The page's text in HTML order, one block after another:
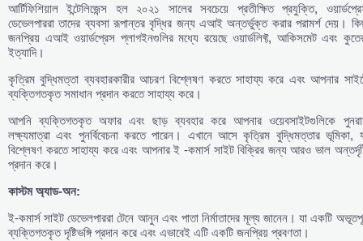
আর্টিফিশিয়াল ইন্টেলিজেন্স হল ২০২১ সালের সবচেয়ে প্রতীক্ষিত প্রযুক্তি,
ডেভেলপাররা তাদের ব্যবসা রূপান্তর বৃদ্ধির জন্য এআই অন্তর্ভুক্ত করার পরামর্শ দেয়।
জনপ্রিয় এআই ওয়ার্ডপ্রেস প্লাগইনগুলির মধ্যে রয়েছে ওয়ার্ডলিফ্ট, আকিসমেট এবং
ইত্যাদি।
কৃত্রিম বুদ্ধিমত্তা ব্যবহারকারীর আচরণ বিশ্লেষণ করতে সাহায্য করে এবং আপনার
ব্যক্তিগতকৃত সমাধান প্রদান করতে সাহায্য করে।
আপনি ব্যক্তিগতকৃত অফার এবং ছাড় ব্যবহার করে আপনার ওয়েবসাইটগুলিকে
লক্ষ্যমাত্রা এবং পুনর্বিবেচনা করতে পারেন। এখানে আসে কৃত্রিম বুদ্ধিমত্তার ভূমিকা,
বিশ্লেষণ করতে সাহায্য করে এবং আপনার ই -কমার্স সাইট বিক্রির জন্য আরও ভাল
প্রদান করে।
কাস্টমঅ্যাড-অন:
ই-কমার্স সাইট ডেভেলপাররা টেনে আনুন এবং পাতা নির্মাতাদের মূল্য জানেন। যা একটি
ব্যক্তিগতকৃত দৃষ্টিভঙ্গি প্রদান করে এবং এভাবেই এটি একটি জনপ্রিয় প্রবণতা।